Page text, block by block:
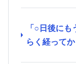
「○日後に
らく経って